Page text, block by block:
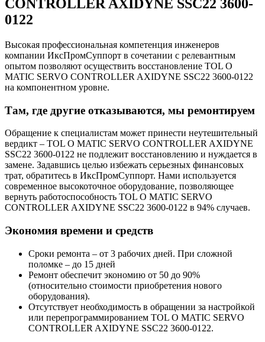
CONTROLLER AXIDYNE SSC22 3600-
0122
Высокая профессиональная компетенция инженеров
компании ИксПромСуппорт в сочетании с релевантным
опытом позволяют осуществить восстановление TOL O
MATIC SERVO CONTROLLER AXIDYNE SSC22 3600-0122
на компонентном уровне.
Там, где другие отказываются, мы ремонтируем
Обращение к специалистам может принести неутешительный
вердикт – TOL O MATIC SERVO CONTROLLER AXIDYNE
SSC22 3600-0122 не подлежит восстановлению и нуждается в
замене. Задавшись целью избежать серьезных финансовых
трат, обратитесь в ИксПромСуппорт. Нами используется
современное высокоточное оборудование, позволяющее
вернуть работоспособность TOL O MATIC SERVO
CONTROLLER AXIDYNE SSC22 3600-0122 в 94% случаев.
Экономия времени и средств
Сроки ремонта – от 3 рабочих дней. При сложной
поломке – до 15 дней
Ремонт обеспечит экономию от 50 до 90%
(относительно стоимости приобретения нового
оборудования).
Отсутствует необходимость в обращении за настройкой
или перепрограммированием TOL O MATIC SERVO
CONTROLLER AXIDYNE SSC22 3600-0122.